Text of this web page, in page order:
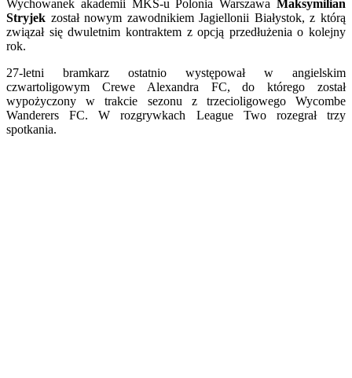
Wychowanek akademii MKS-u Polonia Warszawa Maksymilian
Stryjek został nowym zawodnikiem Jagiellonii Białystok, z którą
związał się dwuletnim kontraktem z opcją przedłużenia o kolejny
rok.
27-letni bramkarz ostatnio występował w angielskim
czwartoligowym Crewe Alexandra FC, do którego został
wypożyczony w trakcie sezonu z trzecioligowego Wycombe
Wanderers FC. W rozgrywkach League Two rozegrał trzy
spotkania.